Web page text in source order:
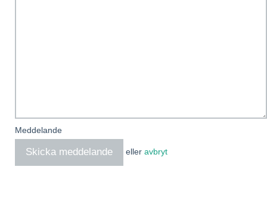
Meddelande
eller avbryt